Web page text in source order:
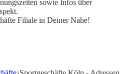
sowie Infos über
Filiale in Deiner Nähe!